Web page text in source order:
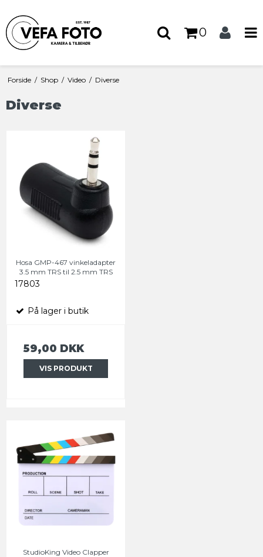
0
Forside / Shop / Video / Diverse
Diverse
Hosa GMP-467 vinkeladapter
3.5 mm TRS til 2.5 mm TRS
17803
På lager i butik
59,00 DKK
VIS PRODUKT
StudioKing Video Clapper